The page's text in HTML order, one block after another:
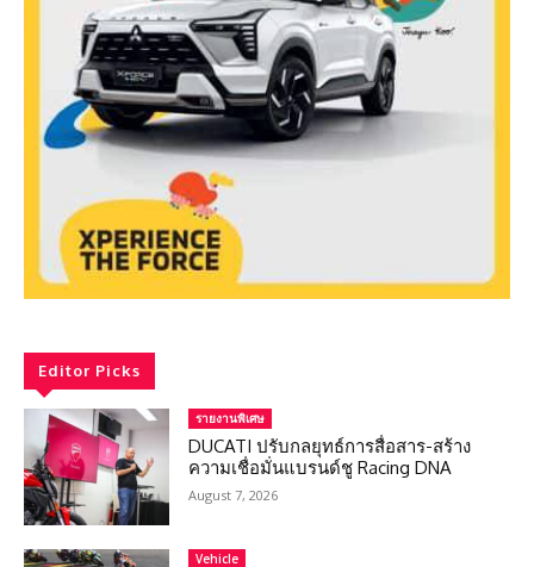
Editor Picks
รายงานพิเศษ
DUCATI ปรับกลยุทธ์การสื่อสาร-สร้าง
ความเชื่อมั่นแบรนด์ชู Racing DNA
August 7, 2026
Vehicle